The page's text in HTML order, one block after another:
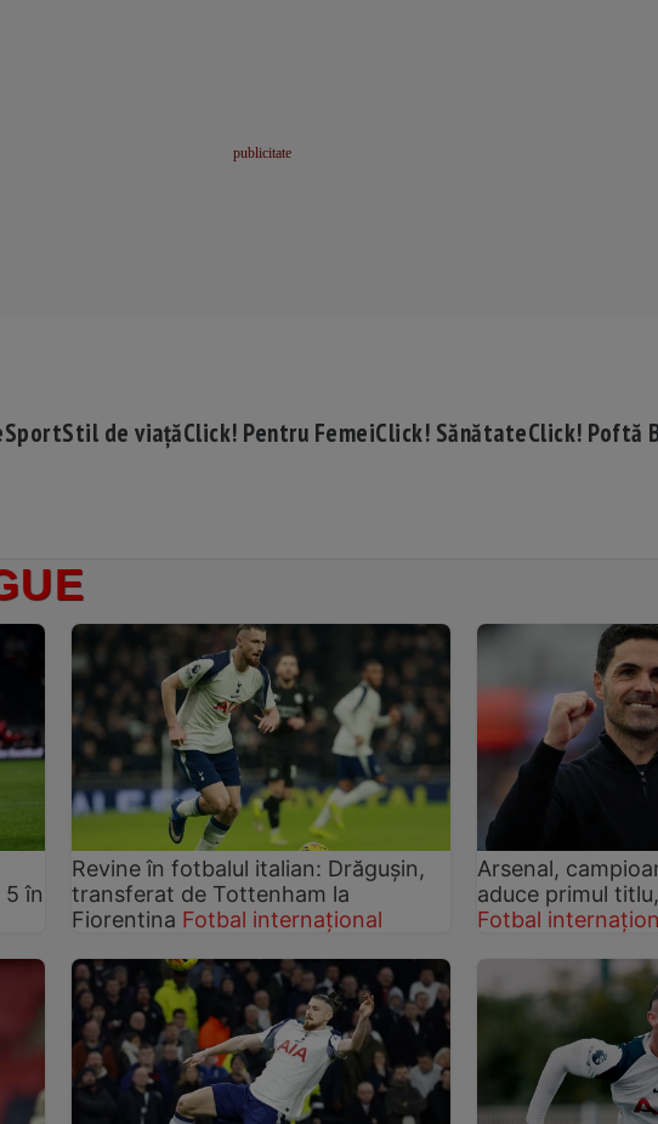
SportStil de viațăClick! Pentru FemeiClick! SănătateClick! Poftă
în
Revine în fotbalul italian: Drăgușin,
transferat de Tottenham la
Fiorentina Fotbal internațional
Arsenal,
aduce primul
Fotbal